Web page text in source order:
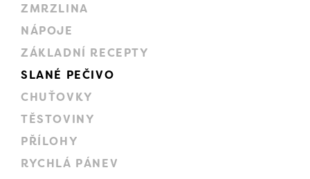
ZMRZLINA
NÁPOJE
ZÁKLADNÍ RECEPTY
SLANÉ PEČIVO
CHUŤOVKY
TĚSTOVINY
PŘÍLOHY
RYCHLÁ PÁNEV